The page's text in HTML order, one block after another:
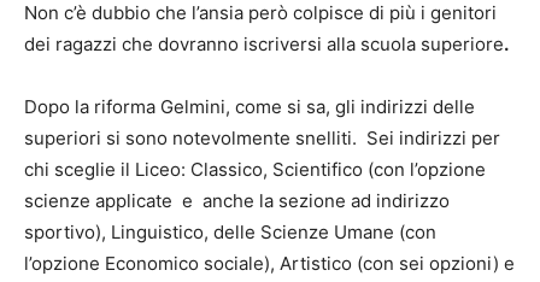
Non c’è dubbio che l’ansia però colpisce di più i genitori
dei ragazzi che dovranno iscriversi alla scuola superiore.
Dopo la riforma Gelmini, come si sa, gli indirizzi delle
superiori si sono notevolmente snelliti. Sei indirizzi per
chi sceglie il Liceo: Classico, Scientifico (con l’opzione
scienze applicate e anche la sezione ad indirizzo
sportivo), Linguistico, delle Scienze Umane (con
l’opzione Economico sociale), Artistico (con sei opzioni) e